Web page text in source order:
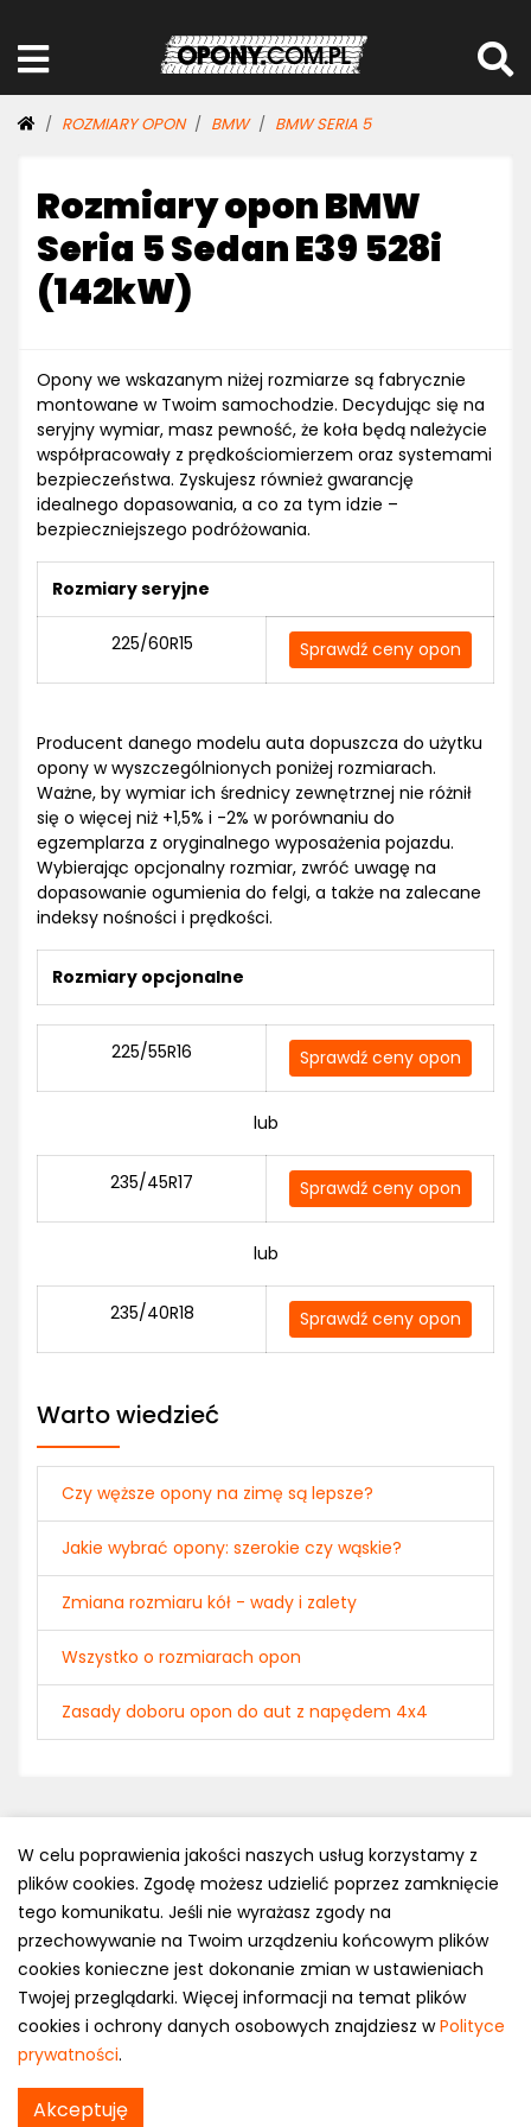
ROZMIARY OPON BMW BMW SERIA 5
Rozmiary opon BMW
Seria 5 Sedan E39 528i
(142kW)
Opony we wskazanym niżej rozmiarze są fabrycznie
montowane w Twoim samochodzie. Decydując się na
seryjny wymiar, masz pewność, że koła będą należycie
współpracowały z prędkościomierzem oraz systemami
bezpieczeństwa. Zyskujesz również gwarancję
idealnego dopasowania, a co za tym idzie –
bezpieczniejszego podróżowania.
Rozmiary seryjne
225/60R15 Sprawdź ceny opon
Producent danego modelu auta dopuszcza do użytku
opony w wyszczególnionych poniżej rozmiarach.
Ważne, by wymiar ich średnicy zewnętrznej nie różnił
się o więcej niż +1,5% i -2% w porównaniu do
egzemplarza z oryginalnego wyposażenia pojazdu.
Wybierając opcjonalny rozmiar, zwróć uwagę na
dopasowanie ogumienia do felgi, a także na zalecane
indeksy nośności i prędkości.
Rozmiary opcjonalne
225/55R16 Sprawdź ceny opon
lub
235/45R17 Sprawdź ceny opon
lub
235/40R18 Sprawdź ceny opon
Warto wiedzieć
Czy węższe opony na zimę są lepsze?
Jakie wybrać opony: szerokie czy wąskie?
Zmiana rozmiaru kół - wady i zalety
Wszystko o rozmiarach opon
Zasady doboru opon do aut z napędem 4x4
Polityka prywatności
e-mail: kontakt@opony.com.pl
Copyright © 2000-2023 Opony.com.pl
W celu poprawienia jakości naszych usług korzystamy z
plików cookies. Zgodę możesz udzielić poprzez zamknięcie
tego komunikatu. Jeśli nie wyrażasz zgody na
przechowywanie na Twoim urządzeniu końcowym plików
cookies konieczne jest dokonanie zmian w ustawieniach
Twojej przeglądarki. Więcej informacji na temat plików
cookies i ochrony danych osobowych znajdziesz wPolityce
prywatności.
Akceptuję